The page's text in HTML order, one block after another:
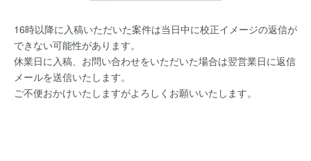
16時以降に入稿いただいた案件は当日中に校正イメージの返信が
できない可能性があります。
休業日に入稿、お問い合わせをいただいた場合は翌営業日に返信
メールを送信いたします。
ご不便おかけいたしますがよろしくお願いいたします。